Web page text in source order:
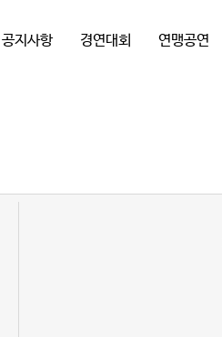
공지사항 경연대회 연맹공연